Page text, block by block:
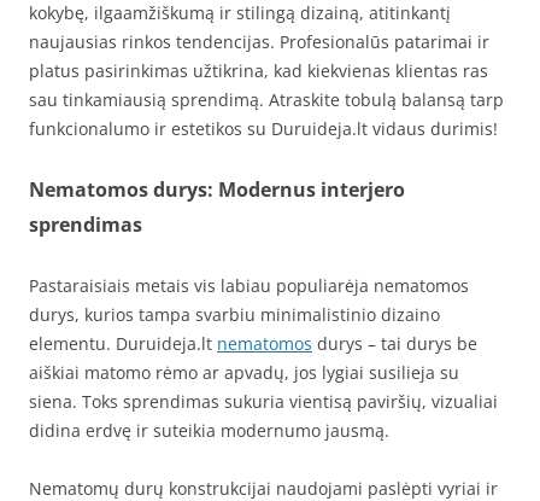
kokybę, ilgaamžiškumą ir stilingą dizainą, atitinkantį
naujausias rinkos tendencijas. Profesionalūs patarimai ir
platus pasirinkimas užtikrina, kad kiekvienas klientas ras
sau tinkamiausią sprendimą. Atraskite tobulą balansą tarp
funkcionalumo ir estetikos su Duruideja.lt vidaus durimis!
Nematomos durys: Modernus interjero
sprendimas
Pastaraisiais metais vis labiau populiarėja nematomos
durys, kurios tampa svarbiu minimalistinio dizaino
elementu. Duruideja.lt nematomos durys – tai durys be
aiškiai matomo rėmo ar apvadų, jos lygiai susilieja su
siena. Toks sprendimas sukuria vientisą paviršių, vizualiai
didina erdvę ir suteikia modernumo jausmą.
Nematomų durų konstrukcijai naudojami paslėpti vyriai ir